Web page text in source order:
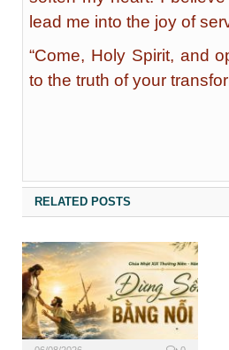
lead me into the joy of
“Come, Holy Spirit, and
to the truth of your
RELATED POSTS